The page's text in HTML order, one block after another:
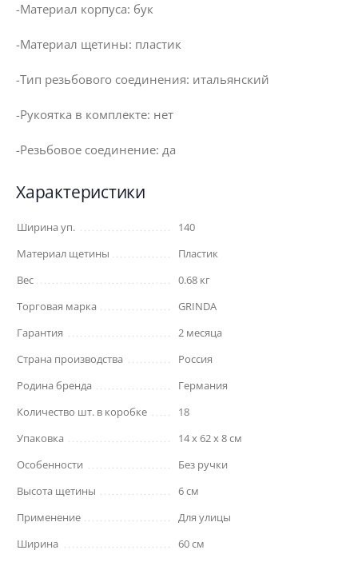
-Материал корпуса: бук
-Материал щетины: пластик
-Тип резьбового соединения: итальянский
-Рукоятка в комплекте: нет
-Резьбовое соединение: да
Характеристики
Ширина уп.
140
Материал щетины
Пластик
Вес
0.68 кг
Торговая марка
GRINDA
Гарантия
2 месяца
Страна производства
Россия
Родина бренда
Германия
Количество шт. в коробке
18
Упаковка
14 x 62 x 8 см
Особенности
Без ручки
Высота щетины
6 см
Применение
Для улицы
Ширина
60 см